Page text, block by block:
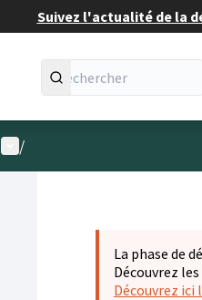
Suivez l'actualité de la
Menu utilisateur
/
La phase de
Découvrez
Découvrez ici